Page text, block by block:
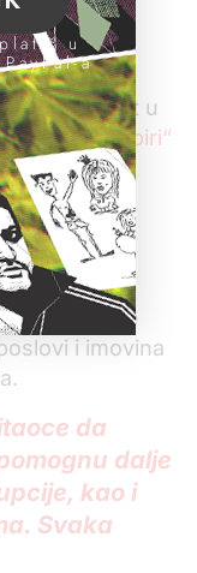
nameru da
Man i trast u
„Rajski papiri“
medijskih
je uz priču
iz
i koja
više ofšor
svoje
i imovina
da
dalje
kao i
Svaka
u
a